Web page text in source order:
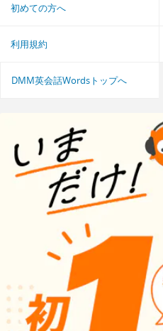
初めての方へ
利用規約
DMM英会話Wordsトップへ